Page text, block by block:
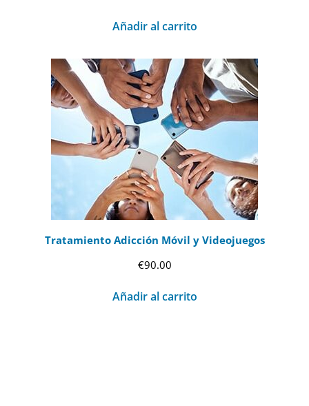
Añadir al carrito
Tratamiento Adicción Móvil y Videojuegos
€90.00
Añadir al carrito